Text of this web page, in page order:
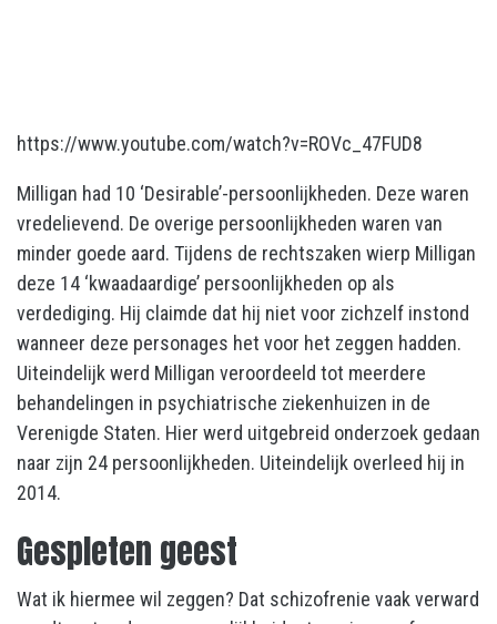
https://www.youtube.com/watch?v=ROVc_47FUD8
Milligan had 10 ‘Desirable’-persoonlijkheden. Deze waren
vredelievend. De overige persoonlijkheden waren van
minder goede aard. Tijdens de rechtszaken wierp Milligan
deze 14 ‘kwaadaardige’ persoonlijkheden op als
verdediging. Hij claimde dat hij niet voor zichzelf instond
wanneer deze personages het voor het zeggen hadden.
Uiteindelijk werd Milligan veroordeeld tot meerdere
behandelingen in psychiatrische ziekenhuizen in de
Verenigde Staten. Hier werd uitgebreid onderzoek gedaan
naar zijn 24 persoonlijkheden. Uiteindelijk overleed hij in
2014.
Gespleten geest
Wat ik hiermee wil zeggen? Dat schizofrenie vaak verward